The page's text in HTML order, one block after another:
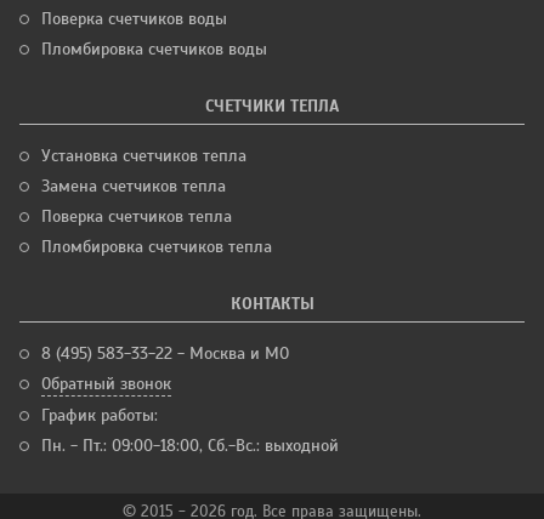
Поверка счетчиков воды
Пломбировка счетчиков воды
СЧЕТЧИКИ ТЕПЛА
Установка счетчиков тепла
Замена счетчиков тепла
Поверка счетчиков тепла
Пломбировка счетчиков тепла
КОНТАКТЫ
8 (495) 583-33-22 - Москва и МО
Обратный звонок
График работы:
Пн. - Пт.: 09:00-18:00, Сб.-Вс.: выходной
© 2015 - 2026 год. Все права защищены.